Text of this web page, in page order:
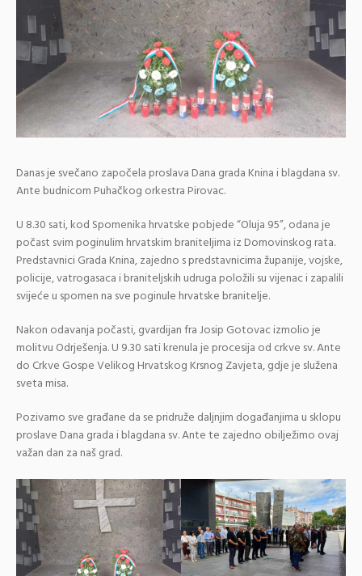
Danas je svečano započela proslava Dana grada Knina i blagdana sv.
Ante budnicom Puhačkog orkestra Pirovac.
U 8.30 sati, kod Spomenika hrvatske pobjede “Oluja 95”, odana je
počast svim poginulim hrvatskim braniteljima iz Domovinskog rata.
Predstavnici Grada Knina, zajedno s predstavnicima županije, vojske,
policije, vatrogasaca i braniteljskih udruga položili su vijenac i zapalili
svijeće u spomen na sve poginule hrvatske branitelje.
Nakon odavanja počasti, gvardijan fra Josip Gotovac izmolio je
molitvu Odrješenja. U 9.30 sati krenula je procesija od crkve sv. Ante
do Crkve Gospe Velikog Hrvatskog Krsnog Zavjeta, gdje je služena
sveta misa.
Pozivamo sve građane da se pridruže daljnjim događanjima u sklopu
proslave Dana grada i blagdana sv. Ante te zajedno obilježimo ovaj
važan dan za naš grad.